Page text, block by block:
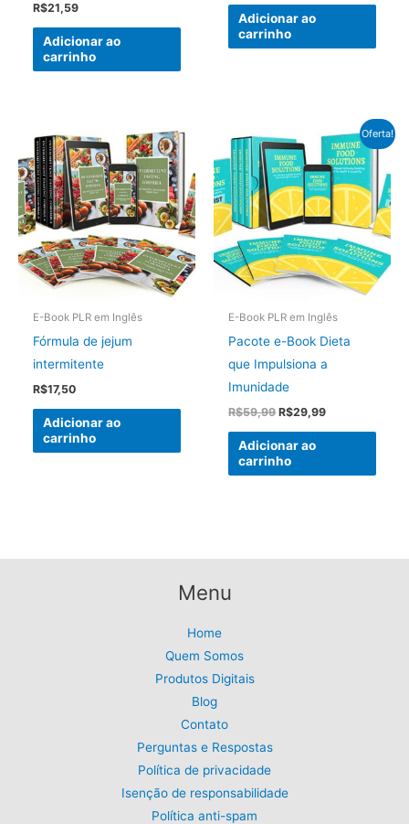
R$21,59
Adicionar ao
carrinho
original
era:
R$59,00.
Adicionar ao
carrinho
E-Book PLR em Inglês
Fórmula de jejum
intermitente
R$17,50
Adicionar ao
carrinho
Oferta!
E-Book PLR em Inglês
Pacote e-Book Dieta
que Impulsiona a
Imunidade
R$59,99O
original
era:
R$59,99.
R$29,99O
Adicionar ao
carrinho
Menu
Home
Quem Somos
Produtos Digitais
Blog
Contato
Perguntas e Respostas
Política de privacidade
Isenção de responsabilidade
Política anti-spam